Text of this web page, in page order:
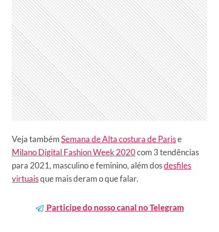
Veja tambémSemana de Alta costura de Parise
Milano Digital Fashion Week 2020com 3 tendências
para 2021, masculino e feminino, além dosdesfiles
virtuaisque mais deram o que falar.
Participe do nosso canal no Telegram